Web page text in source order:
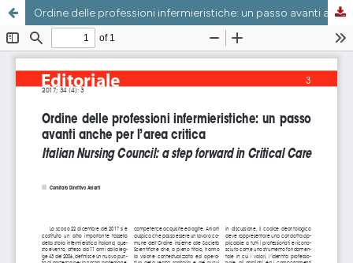
Ordine delle professioni infermieristiche: un passo avanti anche per lâ€™area critica